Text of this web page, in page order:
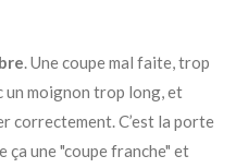
. Une coupe mal faite, trop
un moignon trop long, et
correctement. C’est la porte
ça une "coupe franche" et